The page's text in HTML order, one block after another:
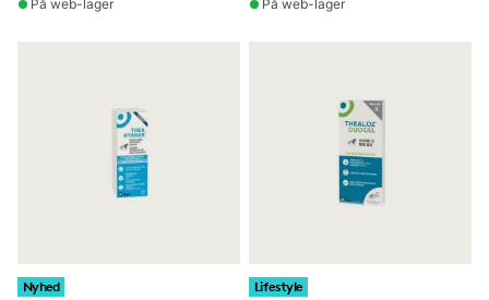
På web-lager På web-lager
Nyhed Lifestyle